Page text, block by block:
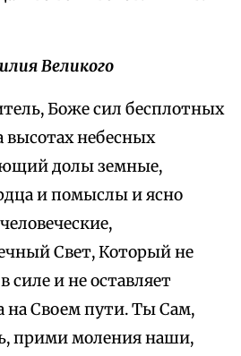
Великого
Боже сил бесплотных
высотах небесных
долы земные,
и помыслы и ясно
Свет, Который не
силе и не оставляет
на Своем пути. Ты Сам,
прими моления наши,